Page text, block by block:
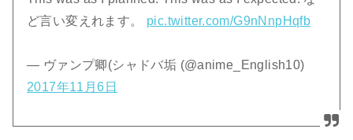
ど言い変えれます。 pic.twitter.com/G9nNnpHqfb
— ヴァンプ卿(シャドバ垢 (@anime_English10)
2017年11月6日